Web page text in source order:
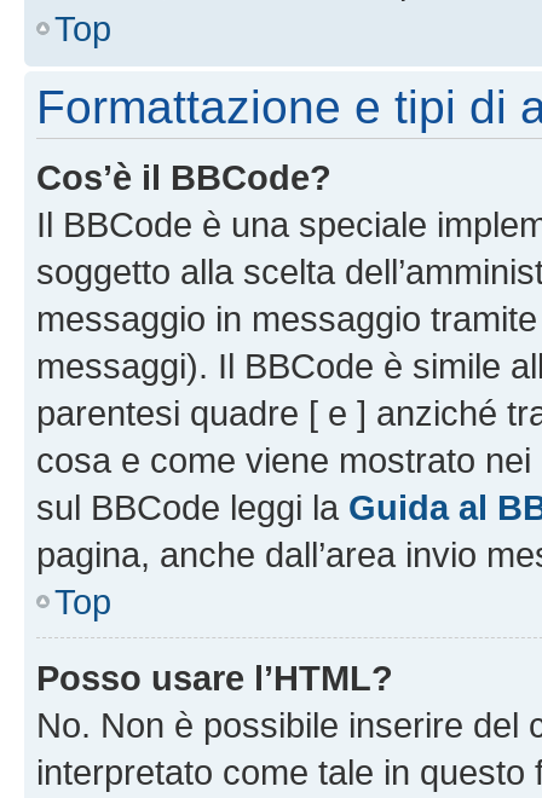
Top
Formattazione e tipi di
Cos’è il BBCode?
Il BBCode è una speciale
soggetto alla scelta
messaggio in messaggio
messaggi). Il BBCode è simile
parentesi quadre [ e ] anziché
cosa e come viene mostrato
sul BBCode leggi la Guida al
pagina, anche dall’area invio
Top
Posso usare l’HTML?
No. Non è possibile inserire del
interpretato come tale in